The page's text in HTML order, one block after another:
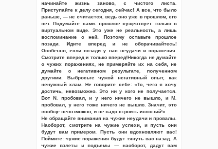
начинайте жизнь заново, с чистого листа.
Приступайте к делу сегодня, сейчас! А все, что было
раньше, — не считается, ведь оно уже в прошлом, его
нет. Подумайте сами: прошлое существует только в
виртуальном виде. Это уже не реальность, а лишь
воспоминание о ней. Поэтому оставьте прошлое
позади. Идите вперед и не оборачивайтесь!
Особенно, если позади у вас неудачи и поражения.
Смотрите вперед и только вперед!Никогда не думайте
о чужих поражениях, не примеряйте их на себя, не
думайте о негативном результате, полученном
другими. Выбросьте чужой негативный опыт, как
ненужный хлам. Не говорите себе: «То, чего я хочу
достичь, невозможно. Это ни у кого не получается.
Вот N. пробовал, и у него ничего не вышло, и M.
пробовал, у него тоже ничего не вышло. Значит, это
вообще невозможно, и не надо строить иллюзий!»
Не обращайте внимания на чужие неудачи и провалы.
Наоборот, смотрите на чужие успехи, и пусть они
будут вам примером. Пусть они вдохновляют вас!
Поймите: чужие поражения будут тянуть вас назад. А
чужие взлеты и подъемы — наоборот, дадут вам